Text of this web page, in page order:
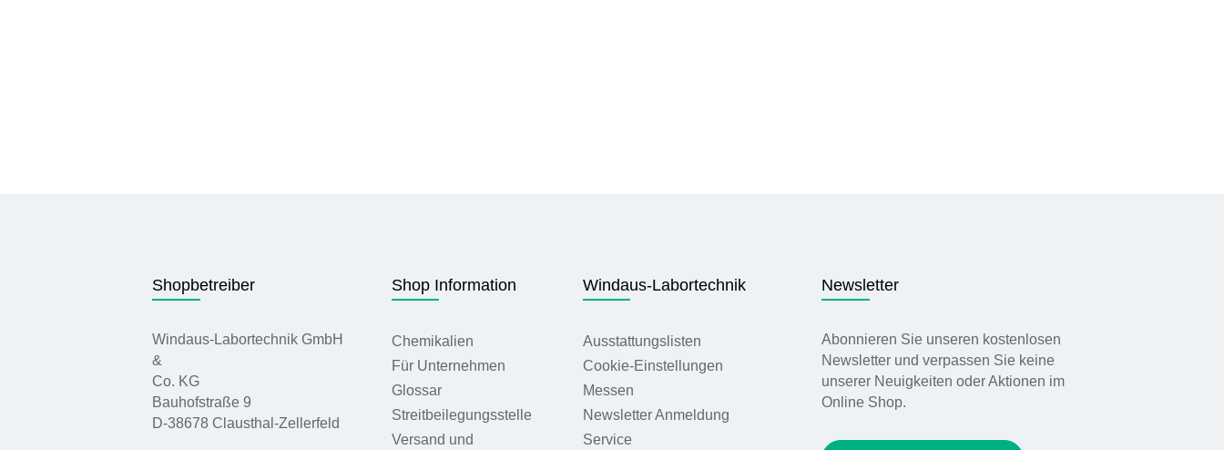
Shopbetreiber
Windaus-Labortechnik GmbH
&
Co. KG
Bauhofstraße 9
D-38678 Clausthal-Zellerfeld
Shop Information
Chemikalien
Für Unternehmen
Glossar
Streitbeilegungsstelle
Versand und
Windaus-Labortechnik
Ausstattungslisten
Cookie-Einstellungen
Messen
Newsletter Anmeldung
Service
Newsletter
Abonnieren Sie unseren kostenlosen
Newsletter und verpassen Sie keine
unserer Neuigkeiten oder Aktionen im
Online Shop.